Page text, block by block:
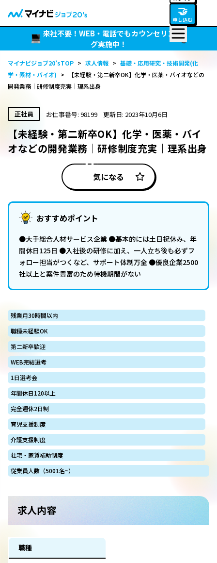
🤝
申し込む
来社不要！WEB・電話でもカウンセリン
グ実施中！
マイナビジョブ20’sTOP > 求人情報 > 基礎・応用研究・技術開発(化
学・素材・バイオ) >
【未経験・第二新卒OK】化学・医薬・バイオなどの
開発業務｜研修制度充実｜理系出身
正社員 お仕事番号: 98199 更新日: 2023年10月6日
【未経験・第二新卒OK】化学・医薬・バイ
オなどの開発業務｜研修制度充実｜理系出身
気になる
おすすめポイント
●大手総合人材サービス企業 ●基本的には土日祝休み、年
間休日125日 ●入社後の研修に加え、一人立ち後も必ずフ
ォロー担当がつくなど、サポート体制万全 ●優良企業2500
社以上と案件豊富のため待機期間がない
残業月30時間以内
職種未経験OK
第二新卒歓迎
WEB完結選考
1日選考会
年間休日120以上
完全週休2日制
育児支援制度
介護支援制度
社宅・家賃補助制度
従業員人数（5001名~）
求人内容
職種